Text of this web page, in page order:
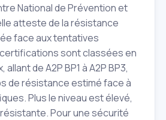
National de Prévention et
atteste de la résistance
face aux tentatives
sont classées en
de A2P BP1 à A2P BP3,
de résistance estimé face à
Plus le niveau est élevé,
Pour une sécurité